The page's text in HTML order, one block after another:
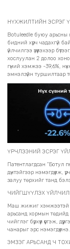
НҮХЖИЛТИЙН ЭСРЭГ
Botuleedle буюу арьсны
бидний хүрч чадахгүй
үйлчилгээ үзүүлэхээр
хослуулан 2 долоо
гүний хэмжээ -39,6%,
эмнэлзүйн туршилтаар
ҮРЧЛЭЭНИЙ ЭСРЭГ
Патентлагдсан “Ботул
дүнтэйгээр нэмэгдүүлж,
залуу төрхийг танд
ЧИЙГШҮҮЛЭХ
Маш жижиг хэмжээтэй
арьсанд хормын
чийглэг бүрхүүл үүсгэж,
чанарыг эрс нэмэгдүүлнэ.
ЭМЗЭГ АРЬСАНД Ч